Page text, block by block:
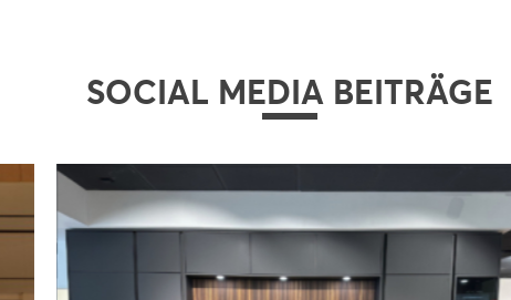
SOCIAL MEDIA BEITRÄGE